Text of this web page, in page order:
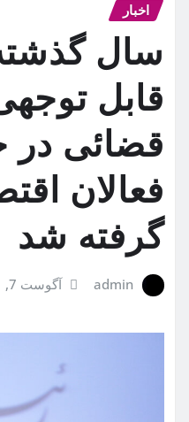
اخبار
سال
قابل
قضائی در
فعالان
گرفته شد
admin آگوست 7, 2021